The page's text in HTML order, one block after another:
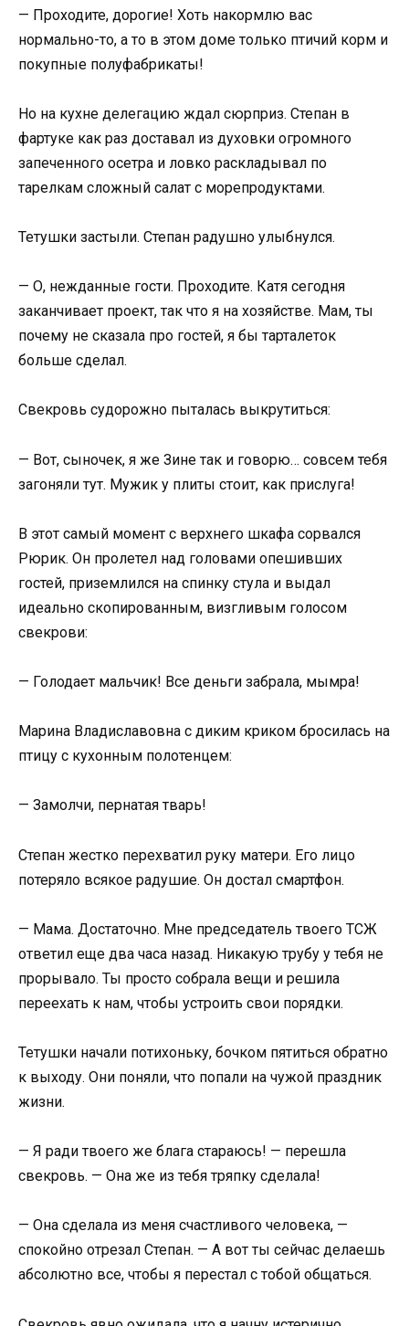
— Проходите, дорогие! Хоть накормлю вас
нормально-то, а то в этом доме только птичий корм и
покупные полуфабрикаты!
Но на кухне делегацию ждал сюрприз. Степан в
фартуке как раз доставал из духовки огромного
запеченного осетра и ловко раскладывал по
тарелкам сложный салат с морепродуктами.
Тетушки застыли. Степан радушно улыбнулся.
— О, нежданные гости. Проходите. Катя сегодня
заканчивает проект, так что я на хозяйстве. Мам, ты
почему не сказала про гостей, я бы тарталеток
больше сделал.
Свекровь судорожно пыталась выкрутиться:
— Вот, сыночек, я же Зине так и говорю… совсем тебя
загоняли тут. Мужик у плиты стоит, как прислуга!
В этот самый момент с верхнего шкафа сорвался
Рюрик. Он пролетел над головами опешивших
гостей, приземлился на спинку стула и выдал
идеально скопированным, визгливым голосом
свекрови:
— Голодает мальчик! Все деньги забрала, мымра!
Марина Владиславовна с диким криком бросилась на
птицу с кухонным полотенцем:
— Замолчи, пернатая тварь!
Степан жестко перехватил руку матери. Его лицо
потеряло всякое радушие. Он достал смартфон.
— Мама. Достаточно. Мне председатель твоего ТСЖ
ответил еще два часа назад. Никакую трубу у тебя не
прорывало. Ты просто собрала вещи и решила
переехать к нам, чтобы устроить свои порядки.
Тетушки начали потихоньку, бочком пятиться обратно
к выходу. Они поняли, что попали на чужой праздник
жизни.
— Я ради твоего же блага стараюсь! — перешла
свекровь. — Она же из тебя тряпку сделала!
— Она сделала из меня счастливого человека, —
спокойно отрезал Степан. — А вот ты сейчас делаешь
абсолютно все, чтобы я перестал с тобой общаться.